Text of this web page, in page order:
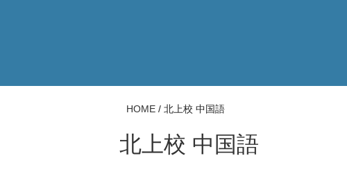
HOME / 北上校 中国語
北上校 中国語